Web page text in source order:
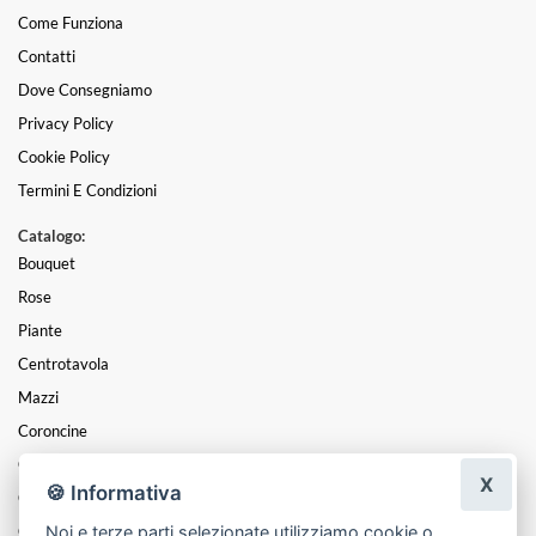
Come Funziona
Contatti
Dove Consegniamo
Privacy Policy
Cookie Policy
Termini E Condizioni
Catalogo:
Bouquet
Rose
Piante
Centrotavola
Mazzi
Coroncine
Composizioni
Cesti
Cuori
🍪 Informativa
Noi e terze parti selezionate utilizziamo cookie o
X